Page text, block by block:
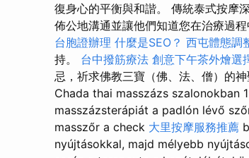
復身心的平衡與和諧。 傳統泰式按摩
佈公地溝通並讓他們知道您在治療過
台胞證辦理 什麼是SEO？ 西屯體態調
持。 台中撥筋療法 創意下午茶外燴選
忌，祈求佛教三寶（佛、法、僧）
Chada thai masszázs szalonokban
masszázsterápiát a padlón lévő
masszőr a check 大里按摩服務推薦
nyújtásokkal, majd mélyebb